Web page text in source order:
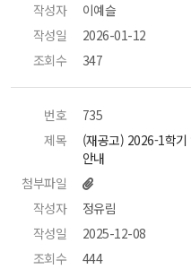
작성자
이예슬
작성일
2026-01-12
조회수
347
번호
735
제목
(재공고) 2026-1학기
안내
첨부파일
작성자
정유림
작성일
2025-12-08
조회수
444